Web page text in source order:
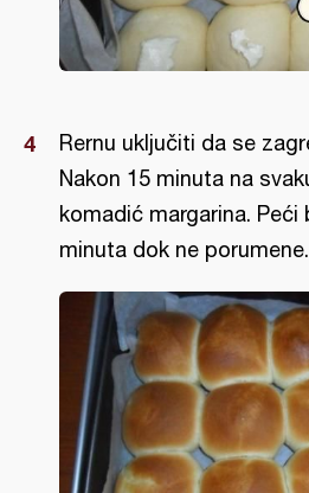
Rernu uključiti da se
Nakon 15 minuta na
komadić margarina.
minuta dok ne porumene.